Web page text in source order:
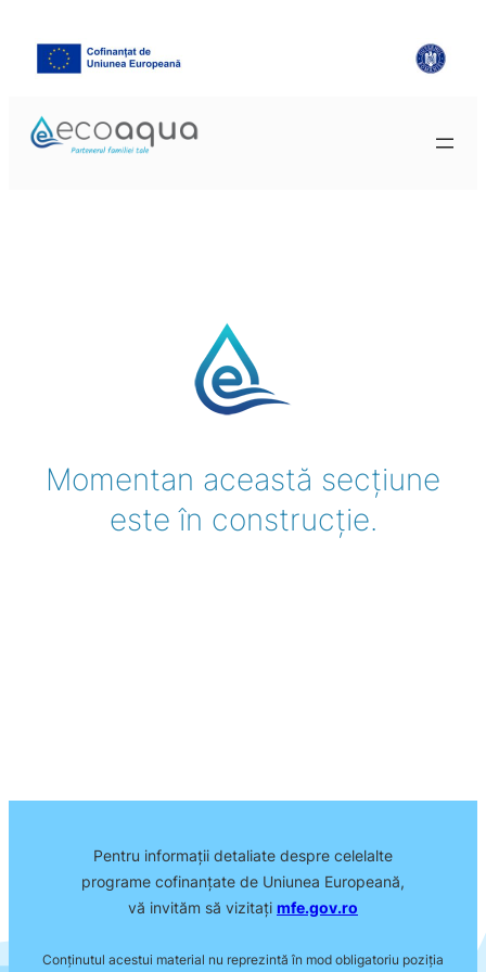
Momentan această secțiune
este în construcție.
Pentru informații detaliate despre celelalte
programe cofinanțate de Uniunea Europeană,
vă invităm să vizitați mfe.gov.ro
Conţinutul acestui material nu reprezintă în mod obligatoriu poziţia